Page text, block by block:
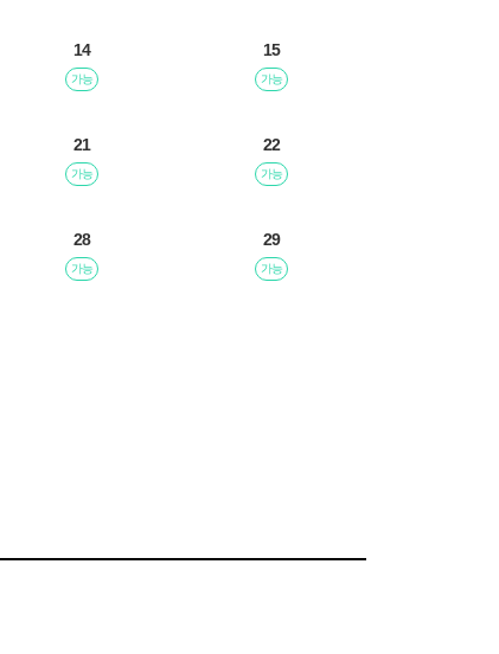
14
가능
15
가능
21
가능
22
가능
28
가능
29
가능